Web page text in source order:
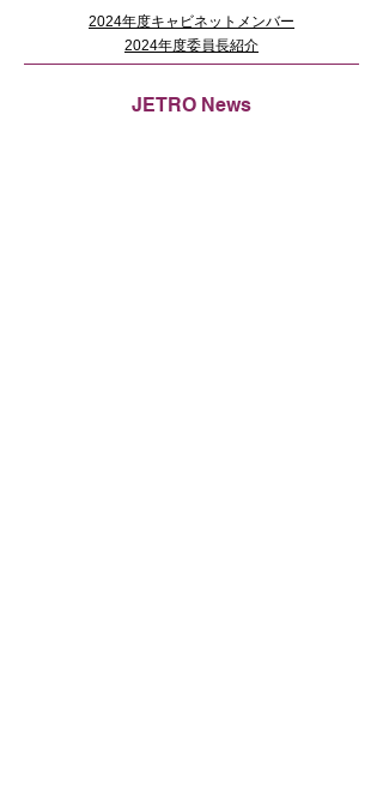
JETRO News
2024年度キャビネットメンバー
2024年度委員長紹介